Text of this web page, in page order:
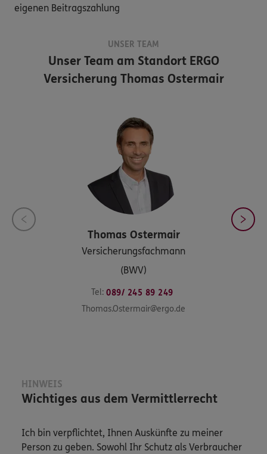
eigenen Beitragszahlung
UNSER TEAM
Unser Team am StandortERGO
Versicherung Thomas Ostermair
Thomas Ostermair
Versicherungsfachmann
(BWV)
Tel: 089/ 245 89 249
Thomas.Ostermair@ergo.de
HINWEIS
Wichtiges aus dem Vermittlerrecht
Ich bin verpflichtet, Ihnen Auskünfte zu meiner
Person zu geben. Sowohl Ihr Schutz als Verbraucher